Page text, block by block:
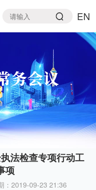
EN
法检查专项行动工
项
： 2019-09-23 21:36